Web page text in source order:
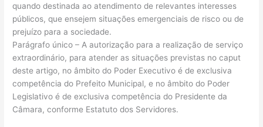
quando destinada ao atendimento de relevantes interesses
públicos, que ensejem situações emergenciais de risco ou de
prejuízo para a sociedade.
Parágrafo único – A autorização para a realização de serviço
extraordinário, para atender as situações previstas no caput
deste artigo, no âmbito do Poder Executivo é de exclusiva
competência do Prefeito Municipal, e no âmbito do Poder
Legislativo é de exclusiva competência do Presidente da
Câmara, conforme Estatuto dos Servidores.